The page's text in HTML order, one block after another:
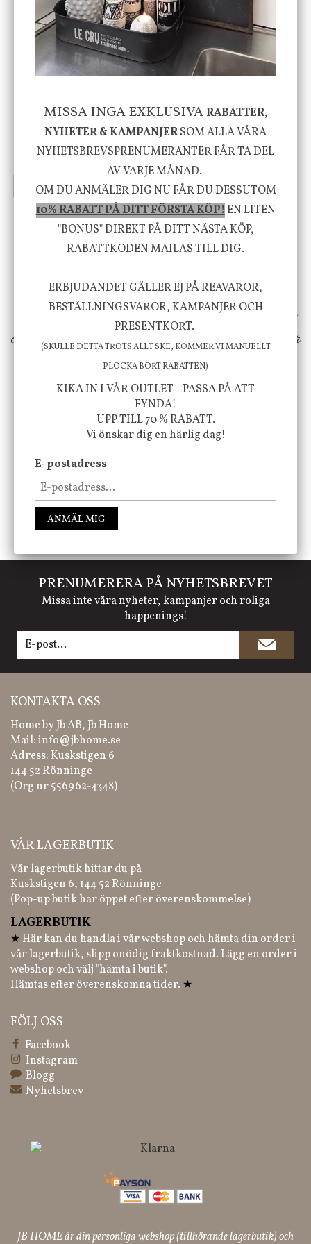
House Doctor
Skål, Hands marmor
-20%
INFO KÖP
Nicolas Vahé
Serveringsfat, Ostron,
415 kr
INFO KÖP
Vi vill förmedla känsla, upplevelse och
inspiration från naturen och dess färgpalett
erbjuder vi omsorgsfullt utvalda produkter som
ökar trivsel i ditt hem och ger det lilla extra för
att öka ditt välmående!
FÖLJ OSS PÅ INSTAGRAM @JBHOME
PRENUMERERA PÅ NYHETSBREVET
Missa inte våra nyheter, kampanjer och roliga
happenings!
KONTAKTA OSS
Home by Jb AB, Jb Home
Mail:info@jbhome.se
Adress: Kuskstigen 6
144 52 Rönninge
(Org nr 556962-4348)
VÅR LAGERBUTIK
Vår lagerbutik hittar du på
Kuskstigen 6, 144 52 Rönninge
(Pop-up butik har öppet efter överenskommelse)
LAGERBUTIK
★ Här kan du handla i vår webshop och hämta din order i
vår lagerbutik, slipp onödig fraktkostnad. Lägg en order i
webshop och välj "hämta i butik".
Hämtas efter överenskomna tider. ★
FÖLJ OSS
Facebook
Instagram
Blogg
Nyhetsbrev
JB HOME är din personliga webshop (tillhörande lagerbutik) och
MISSA INGA EXKLUSIVARABATTER,
NYHETER & KAMPANJERSOM ALLA VÅRA
NYHETSBREVSPRENUMERANTER FÅR TA DEL
AV VARJE MÅNAD.
OM DU ANMÄLER DIG NU FÅR DU DESSUTOM
10% RABATT PÅ DITT FÖRSTA KÖP!EN LITEN
"BONUS" DIREKT PÅ DITT NÄSTA KÖP,
RABATTKODEN MAILAS TILL DIG.
ERBJUDANDET GÄLLER EJ PÅ REAVAROR,
BESTÄLLNINGSVAROR, KAMPANJER OCH
PRESENTKORT.
(SKULLE DETTA TROTS ALLT SKE, KOMMER VI MANUELLT
PLOCKA BORT RABATTEN)
KIKA IN I VÅR OUTLET - PASSA PÅ ATT
FYNDA!
UPP TILL 70 % RABATT.
Vi önskar dig en härlig dag!
E-postadress
ANMÄL MIG